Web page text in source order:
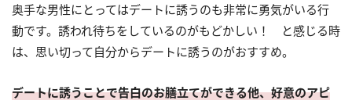
奥手な男性にとってはデートに誘うのも非常に勇気がいる行
動です。誘われ待ちをしているのがもどかしい！ と感じる時
は、思い切って自分からデートに誘うのがおすすめ。
デートに誘うことで告白のお膳立てができる他、好意のアピ